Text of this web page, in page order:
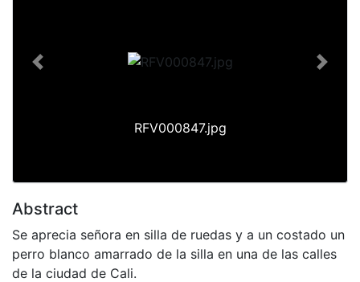
RFV000847.jpg
Previous Next
Abstract
Se aprecia señora en silla de ruedas y a un costado un
perro blanco amarrado de la silla en una de las calles
de la ciudad de Cali.